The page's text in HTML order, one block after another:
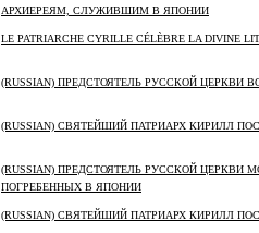
АРХИЕРЕЯМ, СЛУЖИВШИМ В ЯПОНИИ
LE PATRIARCHE CYRILLE CÉLÈBRE LA DIVINE
(RUSSIAN) ПРЕДСТОЯТЕЛЬ РУССКОЙ
(RUSSIAN) СВЯТЕЙШИЙ ПАТРИАРХ КИРИЛЛ
(RUSSIAN) ПРЕДСТОЯТЕЛЬ РУССКОЙ
ПОГРЕБЕННЫХ В ЯПОНИИ
(RUSSIAN) СВЯТЕЙШИЙ ПАТРИАРХ КИРИЛЛ